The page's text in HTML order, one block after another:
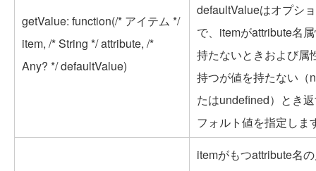
getValue: function(/* アイテム */
item, /* String */ attribute, /*
Any? */ defaultValue)
defaultValueはオプシ
で、itemがattribute名
持たないときおよび属
持つが値を持たない（
たはundefined）とき
フォルト値を指定しま
itemがもつattribute名